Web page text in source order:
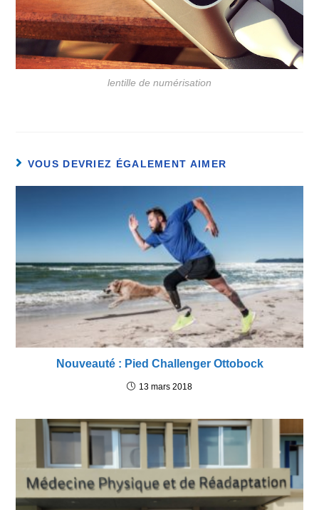
lentille de numérisation
VOUS DEVRIEZ ÉGALEMENT AIMER
Nouveauté : Pied Challenger Ottobock
13 mars 2018